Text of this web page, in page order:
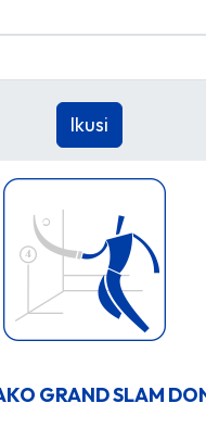
GRAND SLAM